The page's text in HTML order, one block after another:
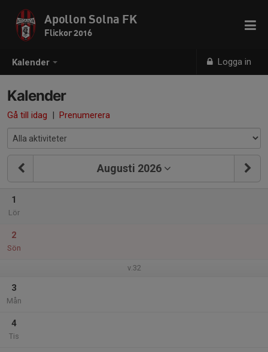
Kalender Logga in
Apollon Solna FK
Flickor 2016
Kalender
Gå till idag | Prenumerera
Augusti 2026
1
Lör
2
Sön
v.32
3
Mån
4
Tis